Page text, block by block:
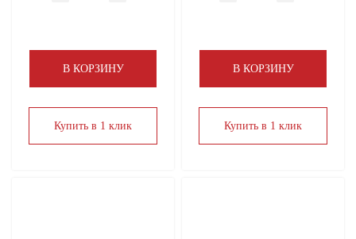
В КОРЗИНУ
Купить в 1 клик
В КОРЗИНУ
Купить в 1 клик